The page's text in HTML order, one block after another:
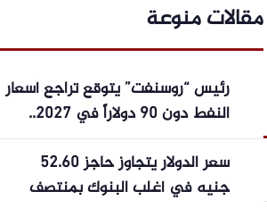
مقالات منوعة
رئيس “روسنفت” يتوقع تراجع أسعار
النفط دون 90 دولاراً في 2027..
بشرط
سعر الدولار يتجاوز حاجز 52.60
جنيه في أغلب البنوك بمنتصف